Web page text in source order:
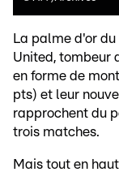
La palme d'or
United, tombeur
en forme de
pts) et leur
rapprochent du
trois matches.
Mais tout en